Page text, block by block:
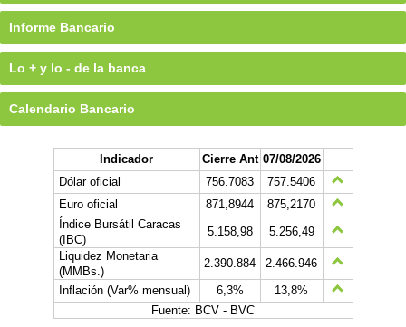
Informe Bancario
Lo + y lo - de la banca
Calendario Bancario
Indicador Cierre Ant 07/08/2026
Dólar oficial
756.7083
757.5406
Euro oficial
871,8944
875,2170
Índice Bursátil Caracas
(IBC)
5.158,98
5.256,49
Liquidez Monetaria
(MMBs.)
2.390.884
2.466.946
Inflación (Var% mensual)
6,3%
13,8%
Fuente: BCV - BVC